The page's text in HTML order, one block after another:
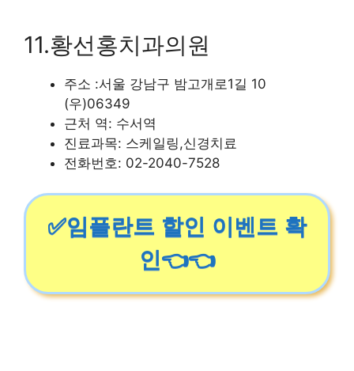
11.황선홍치과의원
주소 :서울 강남구 밤고개로1길 10
(우)06349
근처 역: 수서역
진료과목: 스케일링,신경치료
전화번호: 02-2040-7528
✅임플란트 할인 이벤트 확
인👈👈